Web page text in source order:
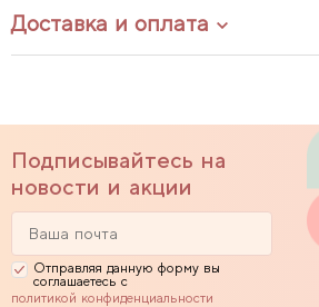
Доставка и оплата
Подписывайтесь на
новости и акции
Отправляя данную форму вы
соглашаетесь с
политикой конфиденциальности